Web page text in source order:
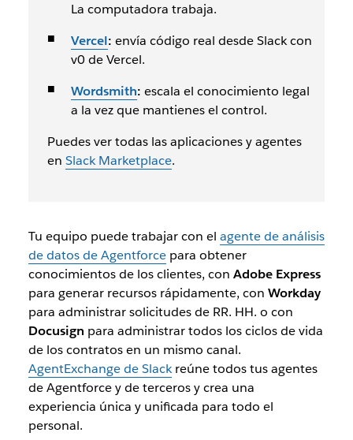
La computadora trabaja.
Vercel: envía código real desde Slack con
v0 de Vercel.
Wordsmith: escala el conocimiento legal
a la vez que mantienes el control.
Puedes ver todas las aplicaciones y agentes
en Slack Marketplace.
Tu equipo puede trabajar con el agente de análisis
de datos de Agentforcepara obtener
conocimientos de los clientes, con Adobe Express
para generar recursos rápidamente, con Workday
para administrar solicitudes de RR. HH. o con
Docusign para administrar todos los ciclos de vida
de los contratos en un mismo canal.
AgentExchange de Slackreúne todos tus agentes
de Agentforce y de terceros y crea una
experiencia única y unificada para todo el
personal.